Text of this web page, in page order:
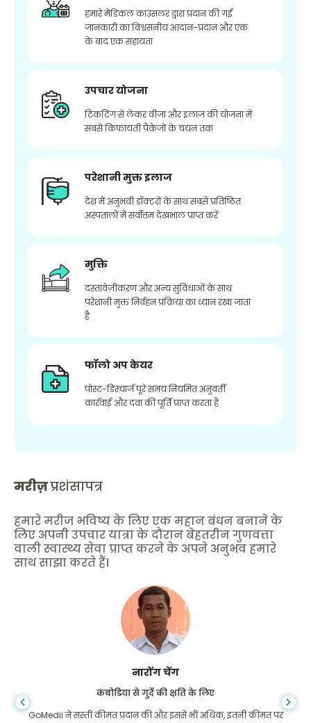
हमारे मेडिकल काउंसलर द्वारा प्रदान की गई
जानकारी का विश्वसनीय आदान-प्रदान और एक
के बाद एक सहायता
उपचार योजना
टिकटिंग से लेकर वीजा और इलाज की योजना में
सबसे किफायती पैकेजों के चयन तक
परेशानी मुक्त इलाज
देश में अनुभवी डॉक्टरों के साथ सबसे प्रतिष्ठित
अस्पतालों में सर्वोत्तम देखभाल प्राप्त करें
मुक्ति
दस्तावेज़ीकरण और अन्य सुविधाओं के साथ
परेशानी मुक्त निर्वहन प्रक्रिया का ध्यान रखा जाता
है
फॉलो अप केयर
पोस्ट-डिस्चार्ज पूरे समय नियमित अनुवर्ती
कार्रवाई और दवा की पूर्ति प्राप्त करता है
मरीज़प्रशंसापत्र
हमारे मरीज भविष्य के लिए एक महान बंधन बनाने के
लिए अपनी उपचार यात्रा के दौरान बेहतरीन गुणवत्ता
वाली स्वास्थ्य सेवा प्राप्त करने के अपने अनुभव हमारे
साथ साझा करते हैं।
शांधा दास
गैस्ट्रोएंटरोलॉजी के लिए बांग्लादेश से
मैंने अपने बेटे और गोमेडी की शानदार टीम को धन्यवाद दिया है जिन्होंने